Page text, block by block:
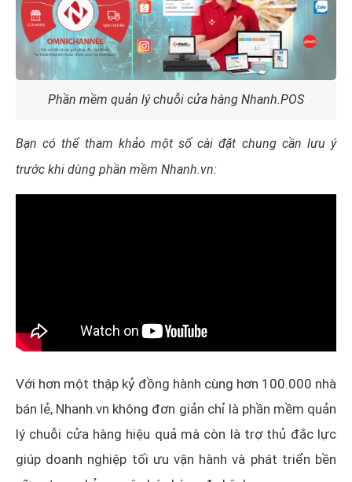
Phần mềm quản lý chuỗi cửa hàng Nhanh.POS
Bạn có thể tham khảo một số cài đặt chung cần lưu ý
trước khi dùng phần mềm Nhanh.vn:
Với hơn một thập kỷ đồng hành cùng hơn 100.000 nhà
bán lẻ, Nhanh.vn không đơn giản chỉ là phần mềm quản
lý chuỗi cửa hàng hiệu quả mà còn là trợ thủ đắc lực
giúp doanh nghiệp tối ưu vận hành và phát triển bền